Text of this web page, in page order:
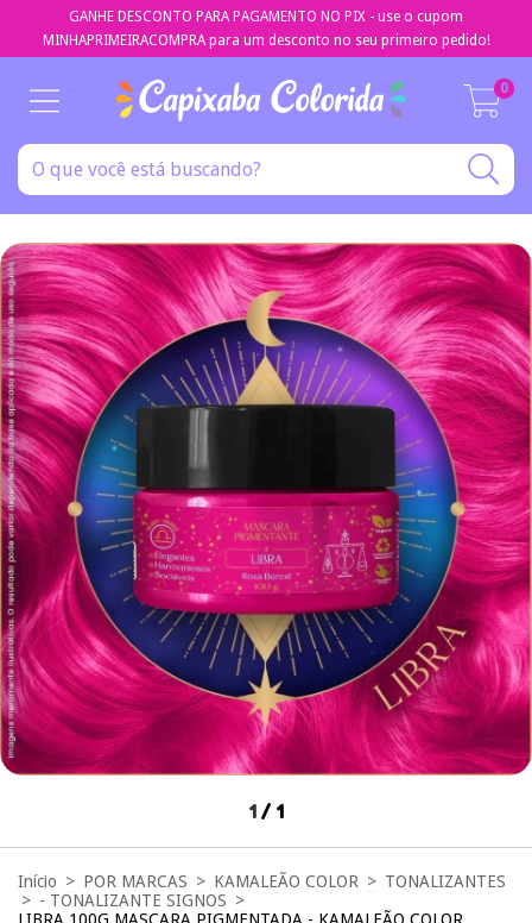
GANHE DESCONTO PARA PAGAMENTO NO PIX - use o cupom
MINHAPRIMEIRACOMPRA para um desconto no seu primeiro pedido!
0
1 / 1
Início > POR MARCAS > KAMALEÃO COLOR > TONALIZANTES
> - TONALIZANTE SIGNOS >